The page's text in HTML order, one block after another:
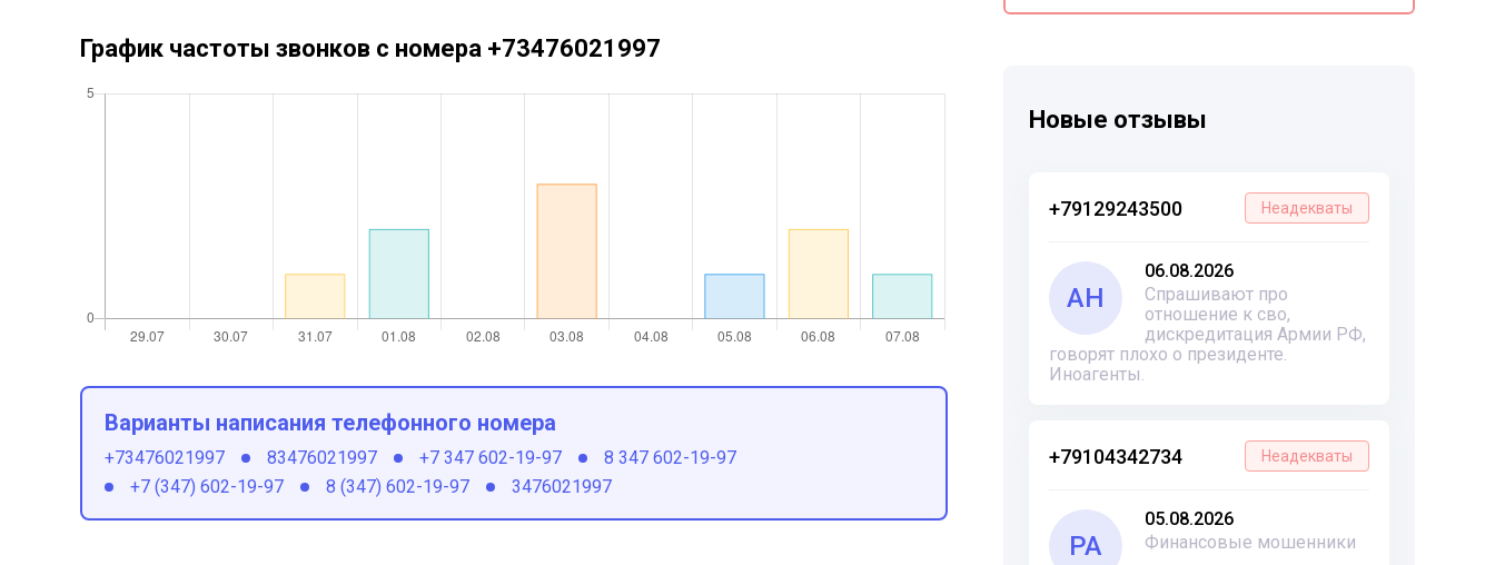
Новые отзывы
+79129243500 Неадекваты
АН
06.08.2026
Спрашивают про
отношение к сво,
дискредитация Армии РФ,
говорят плохо о президенте.
Иноагенты.
+79104342734 Неадекваты
РА
05.08.2026
Финансовые мошенники
График частоты звонков с номера +73476021997
Варианты написания телефонного номера
+73476021997 83476021997 +7 347 602-19-97
8 347 602-19-97
+7 (347) 602-19-97
8 (347) 602-19-97 3476021997